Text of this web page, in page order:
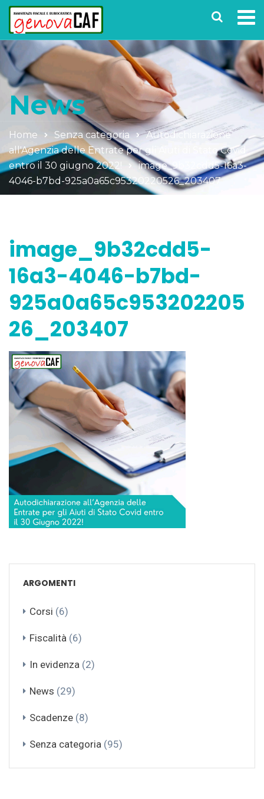
News
Home Senza categoria
Autodichiarazione
all'Agenzia delle Entrate per gli Aiuti di Stato Covid
entro il 30 giugno 2022!
image_9b32cdd5-16a3-
4046-b7bd-925a0a65c95320220526_203407
image_9b32cdd5-
16a3-4046-b7bd-
925a0a65c953202205
26_203407
ARGOMENTI
Corsi (6)
Fiscalità (6)
In evidenza (2)
News (29)
Scadenze (8)
Senza categoria (95)